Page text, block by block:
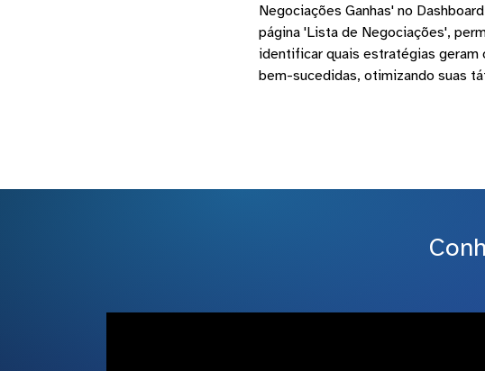
Negociações Ganhas' no
página 'Lista de Negociações',
identificar quais estratégias geram
bem-sucedidas, otimizando suas